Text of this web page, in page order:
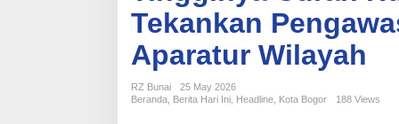
g
g
n
C
Tekankan
Aparatur Wilayah
RZ Bunai
25 May 2026
Beranda Berita Hari Ini Headline Kota Bogor 188 Views